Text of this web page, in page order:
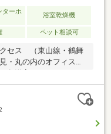
ターホ
浴室乾燥機
ペット相談可
クセス （東山線・鶴舞
・丸の内のオフィス街
各洋室のクローゼット
ーズインクローク、廊
部収納、リネン庫等収
えるライフサポート
可燃ごみのみ）・ペッ
あり）・ハンズフリー
2